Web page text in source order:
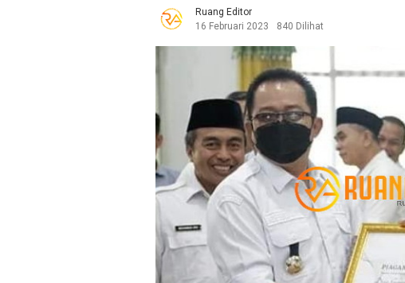
Ruang Editor
16 Februari 2023
840 Dilihat